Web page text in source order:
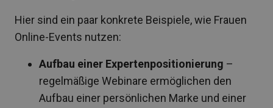
Hier sind ein paar konkrete Beispiele, wie Frauen
Online-Events nutzen:
Aufbau einer Expertenpositionierung –
regelmäßige Webinare ermöglichen den
Aufbau einer persönlichen Marke und einer